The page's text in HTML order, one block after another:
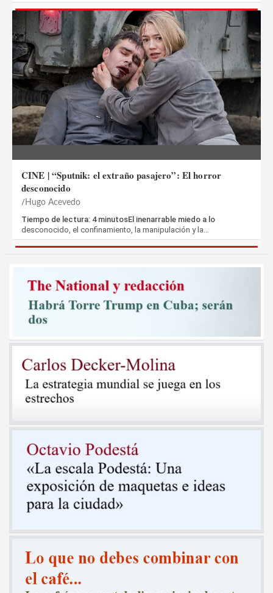
CINE | “Sputnik: el extraño pasajero”: El horror
desconocido
Hugo Acevedo
Tiempo de lectura: 4 minutosEl inenarrable miedo a lo
desconocido, el confinamiento, la manipulación y la…